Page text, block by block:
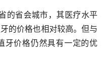
的价格也相对较高。但与
牙价格仍然具有一定的优